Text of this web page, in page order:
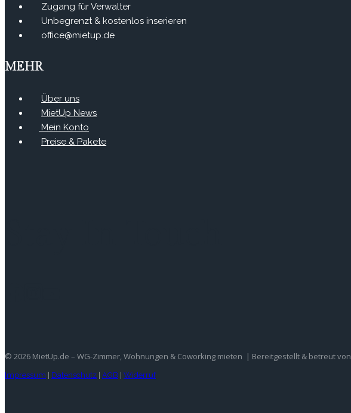
Zugang für Verwalter
Unbegrenzt & kostenlos inserieren
office@mietup.de
MEHR
Über uns
MietUp News
Mein Konto
Preise & Pakete
© 2026 MietUp.de – WG-Zimmer, Wohnungen & Coworking mieten | Bereitgestellt & betreut von
Impressum Datenschutz AGB Widerruf